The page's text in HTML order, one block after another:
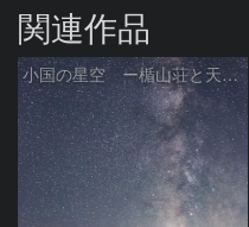
関連作品
小国の星空 ー楯山荘と天の川ー